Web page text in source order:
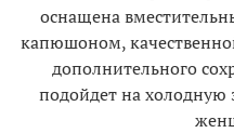
оснащена
капюшоном,
дополнительного
подойдет на